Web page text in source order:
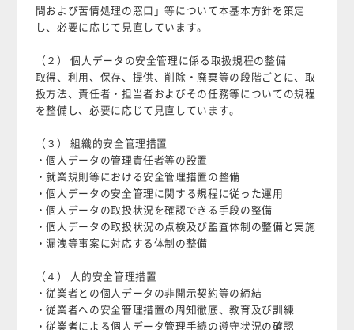
問および苦情処理の窓口」等について本基本方針を策定
し、必要に応じて見直しています。
（２） 個人データの安全管理に係る取扱規程の整備
取得、利用、保存、提供、削除・廃棄等の段階ごとに、取
扱方法、責任者・担当者およびその任務等についての規程
を整備し、必要に応じて見直しています。
（３） 組織的安全管理措置
・個人データの管理責任者等の設置
・就業規則等における安全管理措置の整備
・個人データの安全管理に関する規程に従った運用
・個人データの取扱状況を確認できる手段の整備
・個人データの取扱状況の点検及び監査体制の整備と実施
・漏洩等事案に対応する体制の整備
（４） 人的安全管理措置
・従業者との個人データの非開示契約等の締結
・従業者への安全管理措置の周知徹底、教育及び訓練
・従業者による個人データ管理手続の遵守状況の確認